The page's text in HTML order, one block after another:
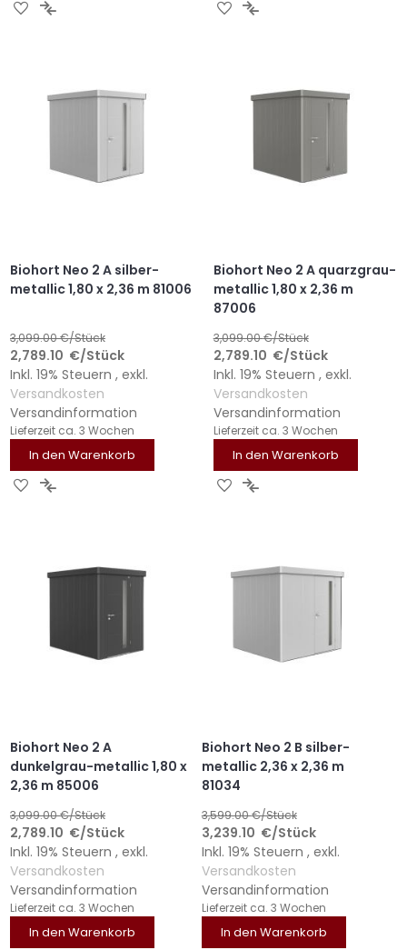
ZURZUR
ZURZUR
Biohort Neo 2 A silber-
metallic 1,80 x 2,36 m 81006
3,099.00€/Stück
2,789.10 €/Stück
Inkl. 19% Steuern , exkl.
Versandkosten
Versandinformation
Lieferzeit ca. 3 Wochen
In den Warenkorb
ZURZUR
Biohort Neo 2 A quarzgrau-
metallic 1,80 x 2,36 m
87006
3,099.00€/Stück
2,789.10 €/Stück
Inkl. 19% Steuern , exkl.
Versandkosten
Versandinformation
Lieferzeit ca. 3 Wochen
In den Warenkorb
ZURZUR
Biohort Neo 2 A
dunkelgrau-metallic 1,80 x
2,36 m 85006
3,099.00€/Stück
2,789.10 €/Stück
Inkl. 19% Steuern , exkl.
Versandkosten
Versandinformation
Lieferzeit ca. 3 Wochen
In den Warenkorb
Biohort Neo 2 B silber-
metallic 2,36 x 2,36 m
81034
3,599.00€/Stück
3,239.10 €/Stück
Inkl. 19% Steuern , exkl.
Versandkosten
Versandinformation
Lieferzeit ca. 3 Wochen
In den Warenkorb